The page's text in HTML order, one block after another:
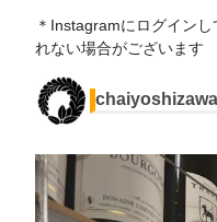
＊Instagramにログイン
れない場合がございます
chaiyoshizawa